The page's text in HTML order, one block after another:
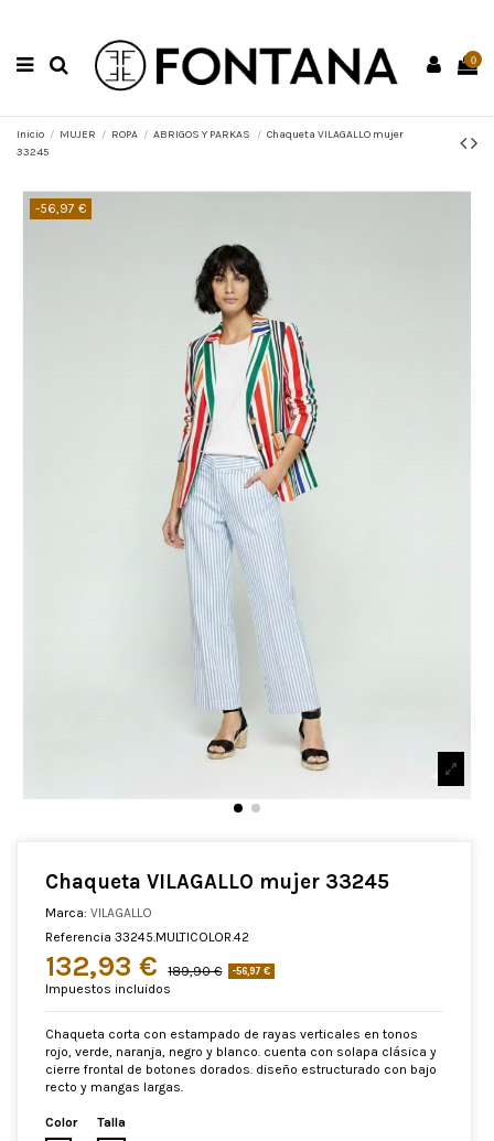
0
Inicio MUJER ROPA ABRIGOS Y PARKAS
Chaqueta VILAGALLO mujer
33245
-56,97 €
Chaqueta VILAGALLO mujer 33245
Marca: VILAGALLO
Referencia 33245.MULTICOLOR.42
132,93 € 189,90 € -56,97 €
Impuestos incluidos
Chaqueta corta con estampado de rayas verticales en tonos
rojo, verde, naranja, negro y blanco. cuenta con solapa clásica y
cierre frontal de botones dorados. diseño estructurado con bajo
recto y mangas largas.
Color
Talla